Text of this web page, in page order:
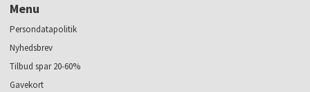
Menu
Persondatapolitik
Nyhedsbrev
Tilbud spar 20-60%
Gavekort